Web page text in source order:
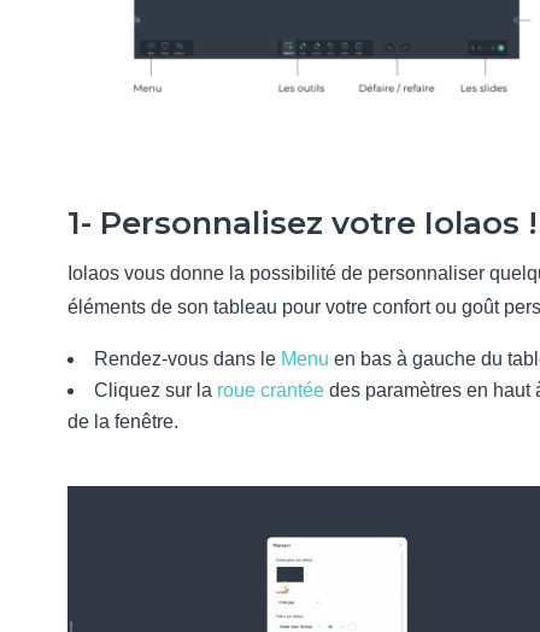
1- Personnalisez votre Iolaos
Iolaos vous donne la possibilité de personnaliser
éléments de son tableau pour votre confort ou goût
Rendez-vous dans le Menu en bas à gauche du
Cliquez sur la roue crantée des paramètres en haut
de la fenêtre.